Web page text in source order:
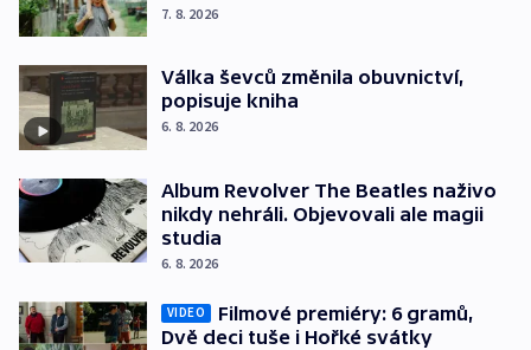
7. 8. 2026
Válka ševců změnila obuvnictví,
popisuje kniha
6. 8. 2026
Album Revolver The Beatles naživo
nikdy nehráli. Objevovali ale magii
studia
6. 8. 2026
VIDEO
Filmové premiéry: 6 gramů,
Dvě deci tuše i Hořké svátky